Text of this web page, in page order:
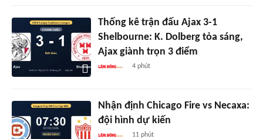
Thống kê trận đấu Ajax 3-1
Shelbourne: K. Dolberg tỏa sáng,
Ajax giành trọn 3 điểm
4 phút
Nhận định Chicago Fire vs Necaxa:
đội hình dự kiến
11 phút